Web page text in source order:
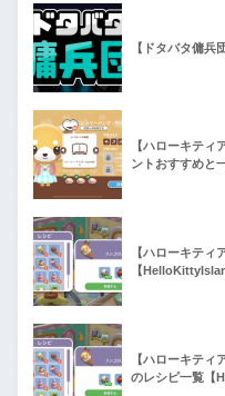
【ドタバタ傭兵
【ハローキティ
ントおすすめと
【ハローキティ
【
【ハローキティ
のレシピ一覧【